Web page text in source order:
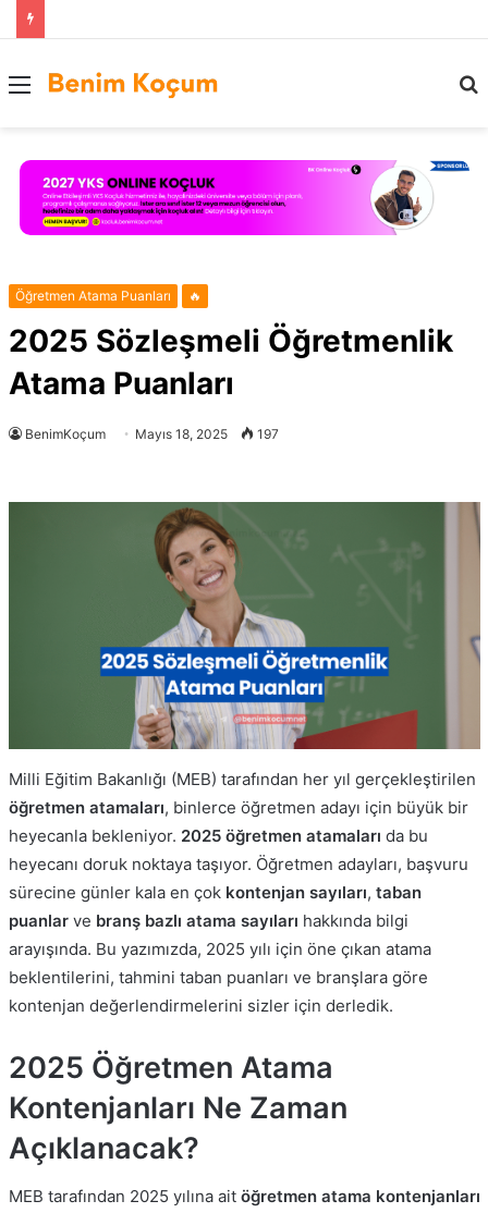
Menü
Öğretmen Atama Puanları 🔥
2025 Sözleşmeli Öğretmenlik
Atama Puanları
BenimKoçum Mayıs 18, 2025 197
Milli Eğitim Bakanlığı (MEB) tarafından her yıl gerçekleştirilen
öğretmen atamaları, binlerce öğretmen adayı için büyük bir
heyecanla bekleniyor. 2025 öğretmen atamaları da bu
heyecanı doruk noktaya taşıyor. Öğretmen adayları, başvuru
sürecine günler kala en çok kontenjan sayıları, taban
puanlarve branş bazlı atama sayıları hakkında bilgi
arayışında. Bu yazımızda, 2025 yılı için öne çıkan atama
beklentilerini, tahmini taban puanları ve branşlara göre
kontenjan değerlendirmelerini sizler için derledik.
2025 Öğretmen Atama
Kontenjanları Ne Zaman
Açıklanacak?
MEB tarafından 2025 yılına ait öğretmen atama kontenjanları